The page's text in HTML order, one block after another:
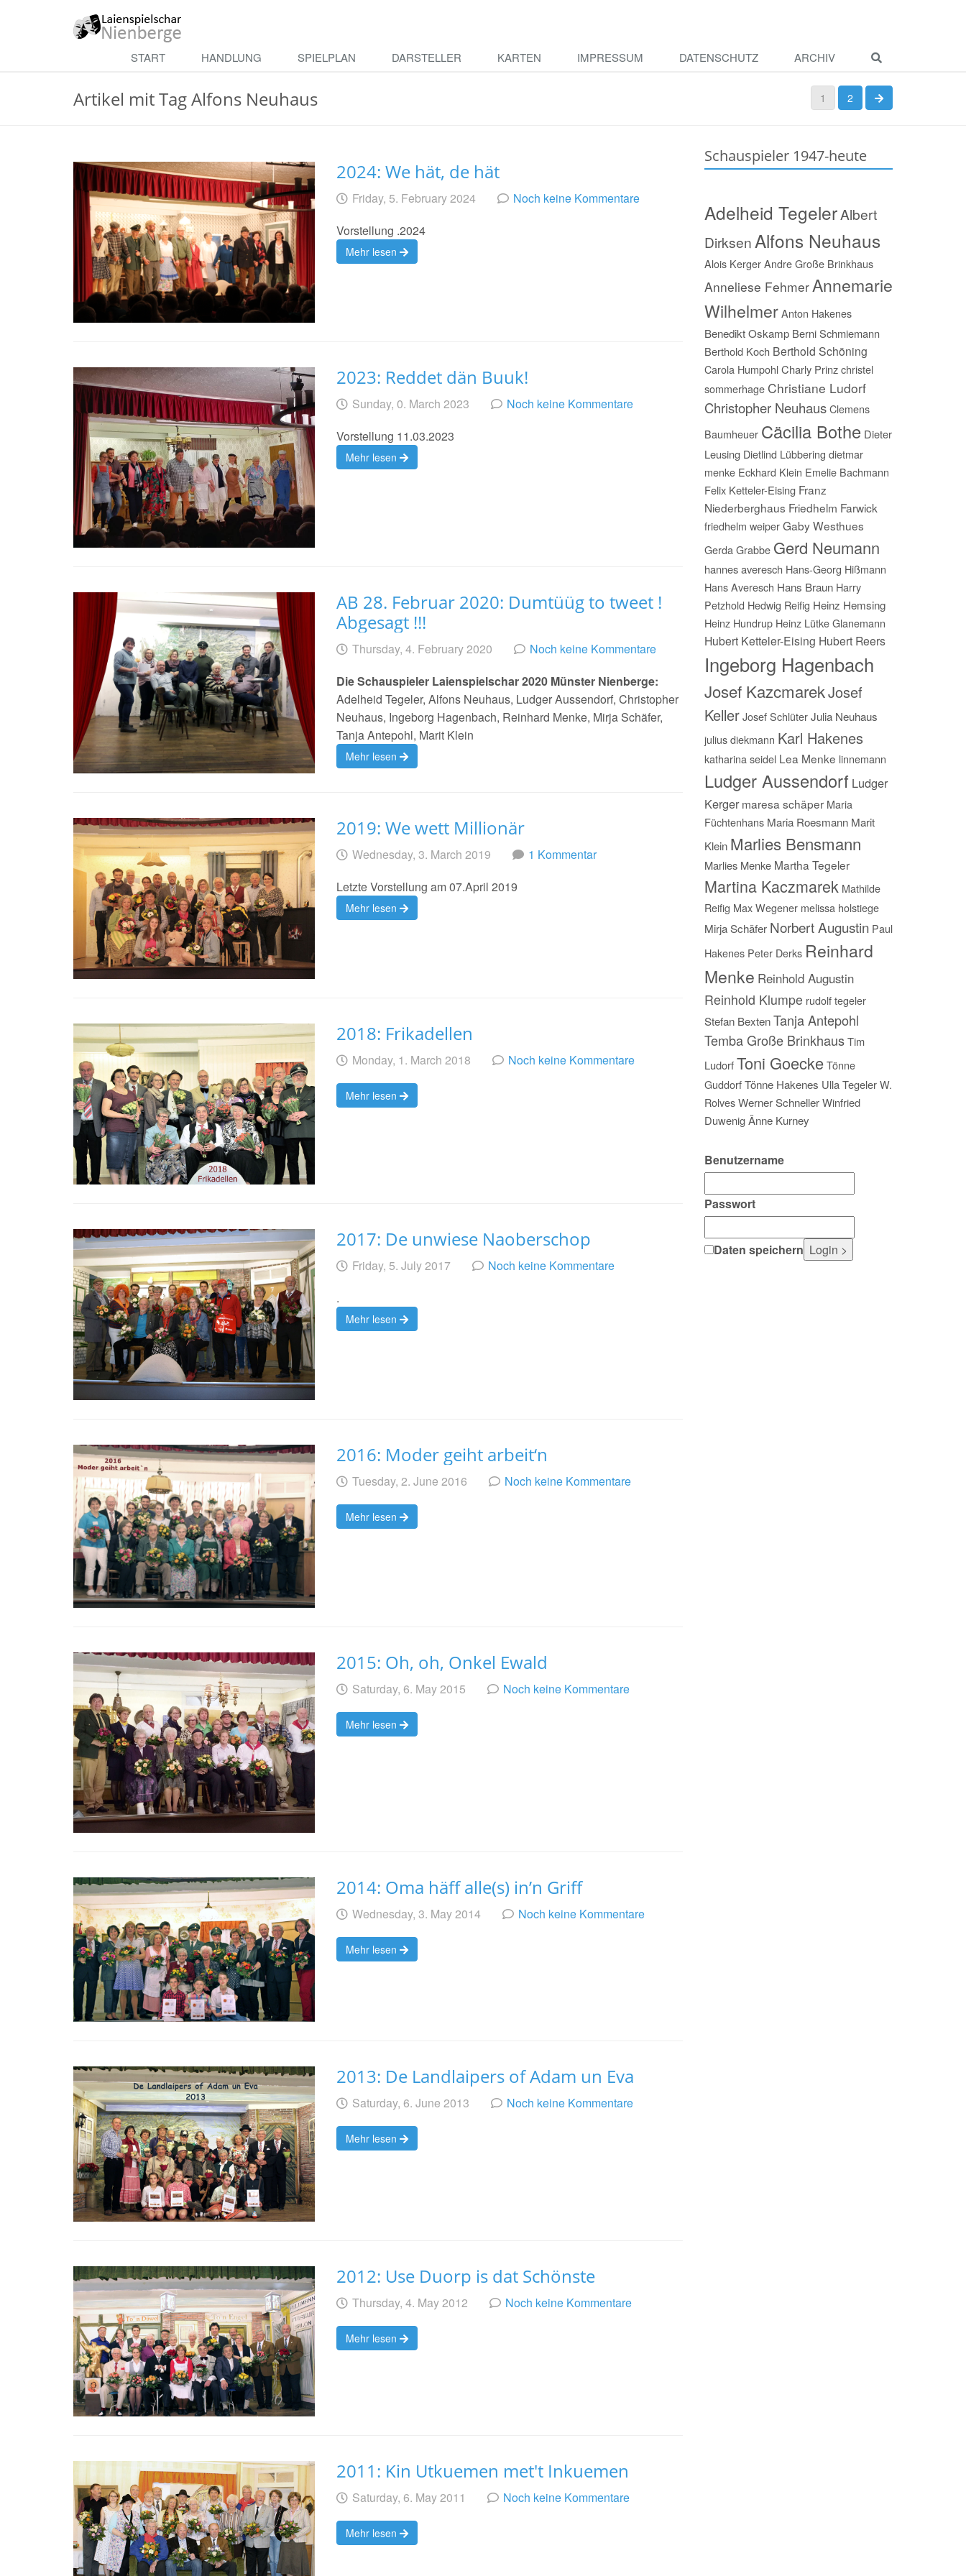
to
main
Theater
Nienberge
START HANDLUNG SPIELPLAN DARSTELLER KARTEN IMPRESSUM DATENSCHUTZ ARCHIV
Artikel mit Tag Alfons Neuhaus 1 2 nächste Seite
2024: We hät, de hät
Geschrieben
am Friday, 5. February 2024
Noch keine Kommentare
Vorstellung .2024
Mehr lesen
2023: Reddet dän Buuk!
Geschrieben
am Sunday, 0. March 2023
Noch keine Kommentare
Vorstellung 11.03.2023
Mehr lesen
AB 28. Februar 2020: Dumtüüg to tweet !
Abgesagt !!!
Geschrieben
am Thursday, 4. February 2020
Noch keine Kommentare
Die Schauspieler Laienspielschar 2020 Münster Nienberge:
Adelheid Tegeler, Alfons Neuhaus, Ludger Aussendorf, Christopher
Neuhaus, Ingeborg Hagenbach, Reinhard Menke, Mirja Schäfer,
Tanja Antepohl, Marit Klein
Mehr lesen
2019: We wett Millionär
Geschrieben
am Wednesday, 3. March 2019
1 Kommentar
Letzte Vorstellung am 07.April 2019
Mehr lesen
2018: Frikadellen
Geschrieben
am Monday, 1. March 2018 Noch keine Kommentare
Mehr lesen
2017: De unwiese Naoberschop
Geschrieben
am Friday, 5. July 2017
Noch keine Kommentare
.
Mehr lesen
2016: Moder geiht arbeit‘n
Geschrieben
am Tuesday, 2. June 2016 Noch keine Kommentare
Mehr lesen
2015: Oh, oh, Onkel Ewald
Geschrieben
am Saturday, 6. May 2015 Noch keine Kommentare
Mehr lesen
2014: Oma häff alle(s) in’n Griff
Geschrieben
am Wednesday, 3. May 2014 Noch keine Kommentare
Mehr lesen
2013: De Landlaipers of Adam un Eva
Geschrieben
am Saturday, 6. June 2013 Noch keine Kommentare
Mehr lesen
2012: Use Duorp is dat Schönste
Geschrieben
am Thursday, 4. May 2012 Noch keine Kommentare
Mehr lesen
2011: Kin Utkuemen met't Inkuemen
Geschrieben
am Saturday, 6. May 2011 Noch keine Kommentare
Mehr lesen
Schauspieler 1947-heute
Adelheid TegelerAlbert
DirksenAlfons Neuhaus
Alois Kerger Andre Große Brinkhaus
Anneliese FehmerAnnemarie
Wilhelmer Anton Hakenes
Benedikt Oskamp Berni Schmiemann
Berthold Koch Berthold Schöning
Carola Humpohl Charly Prinz christel
sommerhage Christiane Ludorf
Christopher Neuhaus Clemens
Baumheuer Cäcilia Bothe Dieter
Leusing Dietlind Lübbering dietmar
menke Eckhard Klein Emelie Bachmann
Felix Ketteler-Eising Franz
Niederberghaus Friedhelm Farwick
friedhelm weiper Gaby Westhues
Gerda Grabbe Gerd Neumann
hannes averesch Hans-Georg Hißmann
Hans Averesch Hans Braun Harry
Petzhold Hedwig Reifig Heinz Hemsing
Heinz Hundrup Heinz Lütke Glanemann
Hubert Ketteler-Eising Hubert Reers
Ingeborg Hagenbach
Josef KazcmarekJosef
Keller Josef Schlüter Julia Neuhaus
julius diekmann Karl Hakenes
katharina seidel Lea Menke linnemann
Ludger Aussendorf Ludger
Kerger maresa schäper Maria
Füchtenhans Maria Roesmann Marit
Klein Marlies Bensmann
Marlies Menke Martha Tegeler
Martina Kaczmarek Mathilde
Reifig Max Wegener melissa holstiege
Mirja Schäfer Norbert Augustin Paul
Hakenes Peter Derks Reinhard
Menke Reinhold Augustin
Reinhold Klumpe rudolf tegeler
Stefan Bexten Tanja Antepohl
Temba Große Brinkhaus Tim
Ludorf Toni Goecke Tönne
Guddorf Tönne Hakenes Ulla Tegeler W.
Rolves Werner Schneller Winfried
Duwenig Änne Kurney
Benutzername
Passwort
Daten speichern